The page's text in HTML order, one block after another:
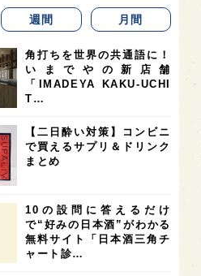
週間 月間
角打ちを世界の共通語に！
いまでやの新店舗
「IMADEYA KAKU-UCHI
T…
【二日酔い対策】コンビニ
で買えるサプリ＆ドリンク
まとめ
10の設問に答えるだけ
で“好みの日本酒”がわかる
無料サイト「日本酒三角チ
ャート診…